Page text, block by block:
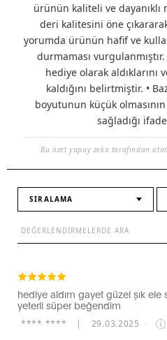
ürünün kaliteli ve dayanıklı
deri kalitesini öne
yorumda ürünün hafif ve
durmaması
hediye olarak aldıklarını
kaldığını belirtmiştir. •
boyutunun küçük
sağladığı
Bu özet yapay zeka tarafından
SIRALAMA
hediye aldım gayet güzel şık ele
yeterli süper beğendim
**** **** | 29.03.2025 ·